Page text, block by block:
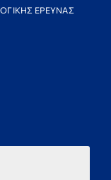
ΕΡΕΥΝΑΣ